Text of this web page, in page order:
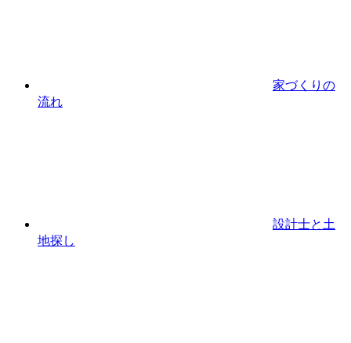
家づくりの
流れ
設計⼠と⼟
地探し